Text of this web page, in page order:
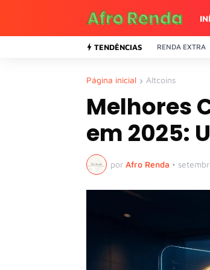
TENDÊNCIAS RENDA EXTRA
Página inicial Altcoins
Melhores
em 2025:
por Afro Renda •